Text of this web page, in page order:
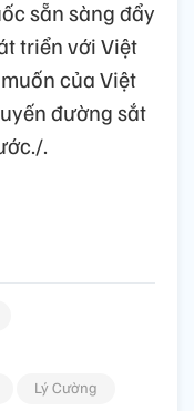
sẵn sàng đẩy
triển với Việt
của Việt
đường sắt
.
Lý Cường